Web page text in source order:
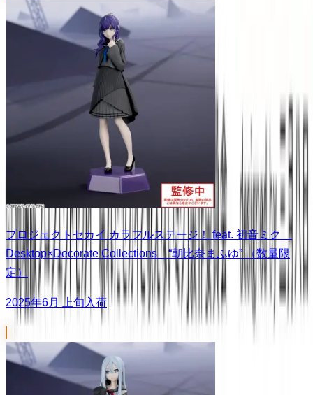
プロジェクトセカイ カラフルステージ！ feat. 初音ミク
Desktop×Decorate Collections “朝比奈まふゆ” （数量限
定）
2025年6月 上旬入荷